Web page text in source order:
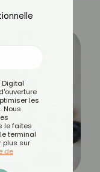
Digital
les
Nous
le faites
terminal
plus sur
de